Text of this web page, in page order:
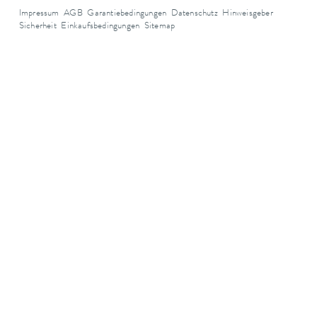
Impressum AGB Garantiebedingungen Datenschutz Hinweisgeber
Sicherheit Einkaufsbedingungen Sitemap